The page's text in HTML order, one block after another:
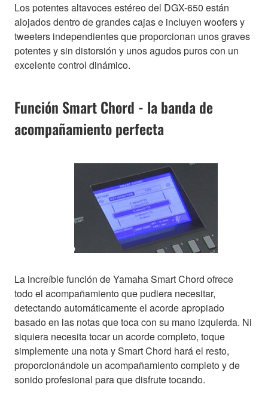
Los potentes altavoces estéreo del DGX-650 están
alojados dentro de grandes cajas e incluyen woofers y
tweeters independientes que proporcionan unos graves
potentes y sin distorsión y unos agudos puros con un
excelente control dinámico.
Función Smart Chord - la banda de
acompañamiento perfecta
La increíble función de Yamaha Smart Chord ofrece
todo el acompañamiento que pudiera necesitar,
detectando automáticamente el acorde apropiado
basado en las notas que toca con su mano izquierda. Ni
siquiera necesita tocar un acorde completo, toque
simplemente una nota y Smart Chord hará el resto,
proporcionándole un acompañamiento completo y de
sonido profesional para que disfrute tocando.